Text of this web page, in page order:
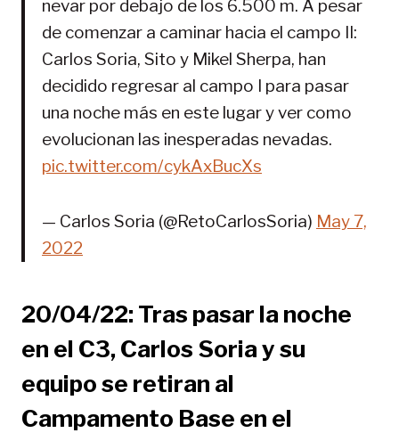
nevar por debajo de los 6.500 m. A pesar
de comenzar a caminar hacia el campo II:
Carlos Soria, Sito y Mikel Sherpa, han
decidido regresar al campo I para pasar
una noche más en este lugar y ver como
evolucionan las inesperadas nevadas.
pic.twitter.com/cykAxBucXs
— Carlos Soria (@RetoCarlosSoria) May 7,
2022
20/04/22: Tras pasar la noche
en el C3, Carlos Soria y su
equipo se retiran al
Campamento Base en el